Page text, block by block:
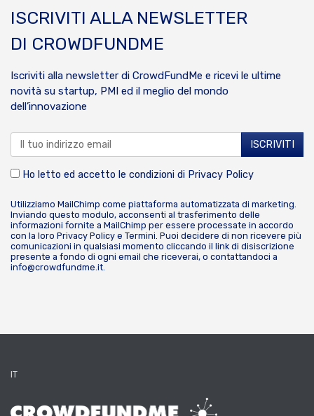
ISCRIVITI ALLA NEWSLETTER
DI CROWDFUNDME
Iscriviti alla newsletter di CrowdFundMe e ricevi le ultime
novità su startup, PMI ed il meglio del mondo
dell’innovazione
Ho letto ed accetto le condizioni di Privacy Policy
Utilizziamo MailChimp come piattaforma automatizzata di marketing.
Inviando questo modulo, acconsenti al trasferimento delle
informazioni fornite a MailChimp per essere processate in accordo
con la loro Privacy Policy e Termini. Puoi decidere di non ricevere più
comunicazioni in qualsiasi momento cliccando il link di disiscrizione
presente a fondo di ogni email che riceverai, o contattandoci a
info@crowdfundme.it.
IT